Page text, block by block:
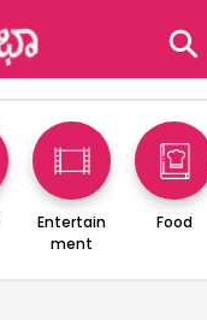
⚲
Entertain
ment
Food